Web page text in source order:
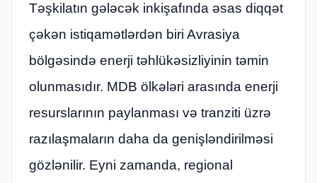
Təşkilatın gələcək inkişafında əsas diqqət
çəkən istiqamətlərdən biri Avrasiya
bölgəsində enerji təhlükəsizliyinin təmin
olunmasıdır. MDB ölkələri arasında enerji
resurslarının paylanması və tranziti üzrə
razılaşmaların daha da genişləndirilməsi
gözlənilir. Eyni zamanda, regional